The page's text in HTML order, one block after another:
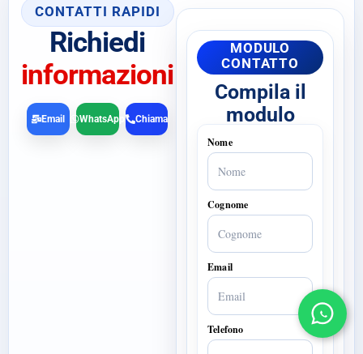
CONTATTI RAPIDI
Richiedi
informazioni
Chiama
Email WhatsApp
MODULO
CONTATTO
Compila il
modulo
Nome
Cognome
Email
Telefono